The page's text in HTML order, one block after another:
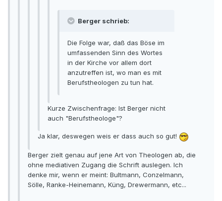
Berger schrieb:
Die Folge war, daß das Böse im
umfassenden Sinn des Wortes
in der Kirche vor allem dort
anzutreffen ist, wo man es mit
Berufstheologen zu tun hat.
Kurze Zwischenfrage: Ist Berger nicht
auch "Berufstheologe"?
Ja klar, deswegen weis er dass auch so gut!
Berger zielt genau auf jene Art von Theologen ab, die
ohne mediativen Zugang die Schrift auslegen. Ich
denke mir, wenn er meint: Bultmann, Conzelmann,
Sölle, Ranke-Heinemann, Küng, Drewermann, etc...